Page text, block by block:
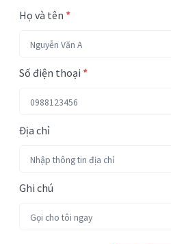
Họ và tên *
Số điện thoại *
Địa chỉ
Ghi chú